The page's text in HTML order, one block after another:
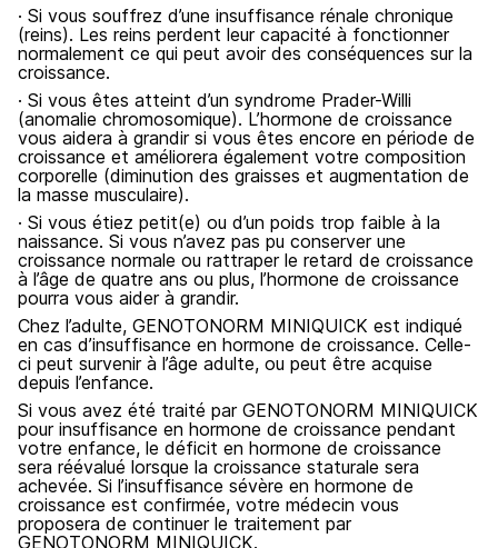
· Si vous souffrez d’une insuffisance rénale chronique
(reins). Les reins perdent leur capacité à fonctionner
normalement ce qui peut avoir des conséquences sur la
croissance.
· Si vous êtes atteint d’un syndrome Prader-Willi
(anomalie chromosomique). L’hormone de croissance
vous aidera à grandir si vous êtes encore en période de
croissance et améliorera également votre composition
corporelle (diminution des graisses et augmentation de
la masse musculaire).
· Si vous étiez petit(e) ou d’un poids trop faible à la
naissance. Si vous n’avez pas pu conserver une
croissance normale ou rattraper le retard de croissance
à l’âge de quatre ans ou plus, l’hormone de croissance
pourra vous aider à grandir.
Chez l’adulte, GENOTONORM MINIQUICK est indiqué
en cas d’insuffisance en hormone de croissance. Celle-
ci peut survenir à l’âge adulte, ou peut être acquise
depuis l’enfance.
Si vous avez été traité par GENOTONORM MINIQUICK
pour insuffisance en hormone de croissance pendant
votre enfance, le déficit en hormone de croissance
sera réévalué lorsque la croissance staturale sera
achevée. Si l’insuffisance sévère en hormone de
croissance est confirmée, votre médecin vous
proposera de continuer le traitement par
GENOTONORM MINIQUICK.